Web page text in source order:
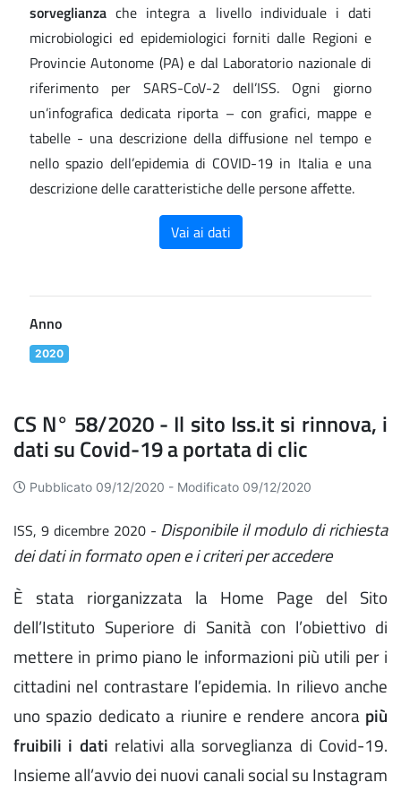
sorveglianza che integra a livello individuale i dati
microbiologici ed epidemiologici forniti dalle Regioni e
Provincie Autonome (PA) e dal Laboratorio nazionale di
riferimento per SARS-CoV-2 dell’ISS. Ogni giorno
un’infografica dedicata riporta – con grafici, mappe e
tabelle - una descrizione della diffusione nel tempo e
nello spazio dell’epidemia di COVID-19 in Italia e una
descrizione delle caratteristiche delle persone affette.
Vai ai dati
Anno
2020
CS N° 58/2020 - Il sito Iss.it si rinnova, i
dati su Covid-19 a portata di clic
Pubblicato 09/12/2020 - Modificato 09/12/2020
ISS, 9 dicembre 2020 - Disponibile il modulo di richiesta
dei dati in formato open e i criteri per accedere
È stata riorganizzata la Home Page del Sito
dell’Istituto Superiore di Sanità con l’obiettivo di
mettere in primo piano le informazioni più utili per i
cittadini nel contrastare l’epidemia. In rilievo anche
uno spazio dedicato a riunire e rendere ancora più
fruibili i dati relativi alla sorveglianza di Covid-19.
Insieme all’avvio dei nuovi canali social su Instagram